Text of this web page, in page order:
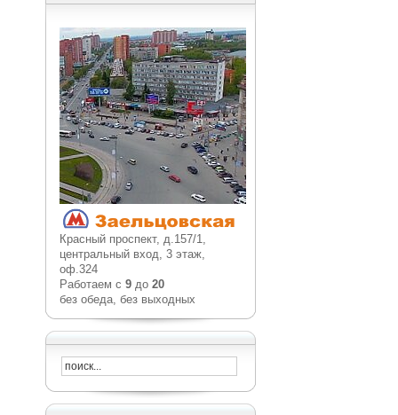
Красный проспект, д.157/1,
центральный вход, 3 этаж,
оф.324
Работаем с 9до 20
без обеда, без выходных